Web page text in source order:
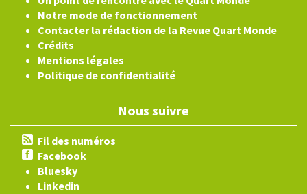
Notre mode de fonctionnement
Contacter la rédaction de la Revue Quart Monde
Crédits
Mentions légales
Politique de confidentialité
Nous suivre
Fil des numéros
Facebook
Bluesky
Linkedin